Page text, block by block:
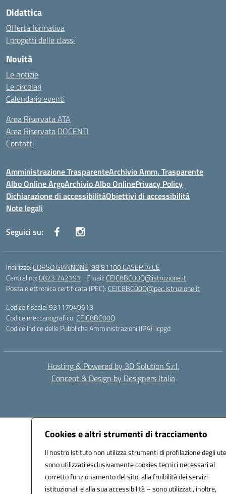
Cookies e altri strumenti di tracciamento
Il nostro Istituto non utilizza strumenti di profilazione degli
sono utilizzati esclusivamente cookies tecnici necessari al
corretto funzionamento del sito, alla fruibilità dei servizi
istituzionali e alla sua accessibilità – sono utilizzati, inoltre,
Didattica
Offerta formativa
I progetti delle classi
Novità
Le notizie
Le circolari
Calendario eventi
Area Riservata ATA
Area Riservata DOCENTI
Contatti
Amministrazione TrasparenteArchivio Amm. Trasparente
Albo Online ArgoArchivio Albo OnlinePrivacy Policy
Dichiarazione di accessibilitàObiettivi di accessibilità
Note legali
Seguici su:
Indirizzo: CORSO GIANNONE, 98 81100 CASERTA CE
Centralino:0823 742191 Email: CEIC8BC00Q@istruzione.it
Posta elettronica certificata (PEC): CEIC8BC00Q@pec.istruzione.it
Codice fiscale: 93117040613
Codice meccanografico: CEIC8BC00Q
Codice Indice delle Pubbliche Amministrazioni (IPA): icpgd
Hosting & Powered by 3D Solution S.r.l.
Concept & Design by Designers Italia